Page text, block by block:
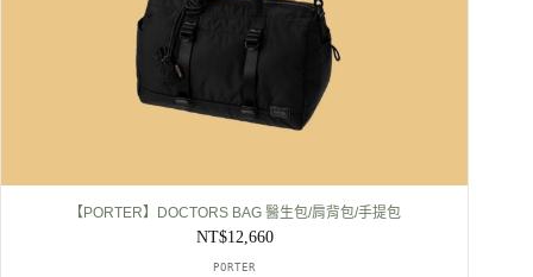
【PORTER】DOCTORS BAG 醫生包/肩背包/手提包
NT$12,660
PORTER